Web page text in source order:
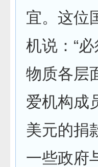
宜。这位
机说：“
物质各层
爱机构成
美元的捐
一些政府